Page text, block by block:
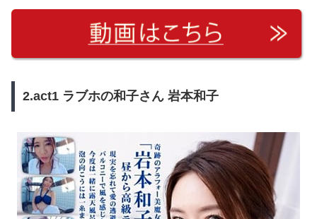
2.act1 ラブホの和子さん 岩本和子